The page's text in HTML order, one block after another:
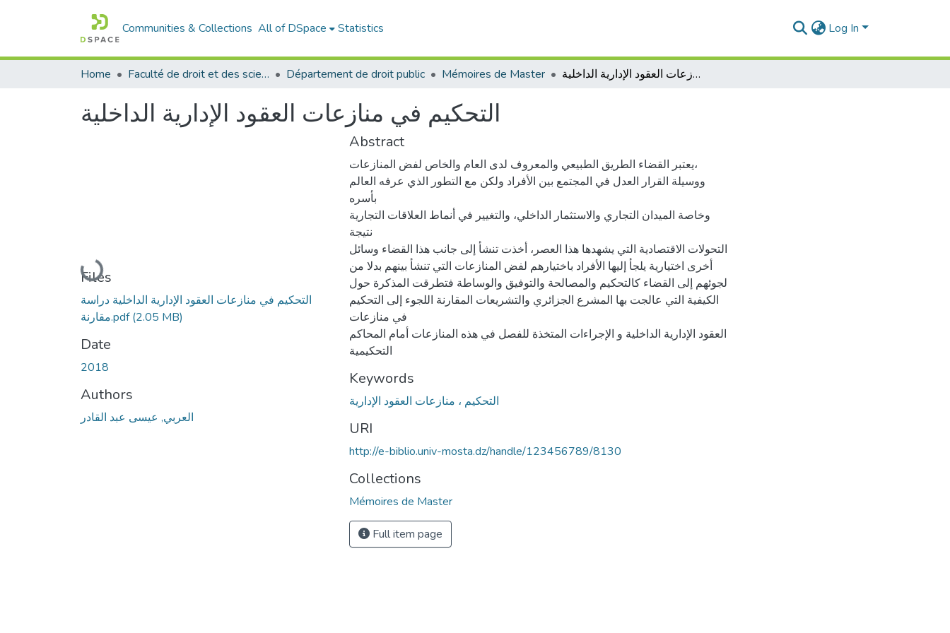
Communities & Collections All of DSpace Statistics Log In
Home Faculté de droit et des sciences politiques Département de droit public Mémoires de Master التحكيم في منازعات العقود الإدارية الداخلية
التحكيم في منازعات العقود الإدارية الداخلية
Loading...
Files
التحكيم في منازعات العقود الإدارية الداخلية دراسة
مقارنة.pdf(2.05 MB)
Date
2018
Authors
العربي, عيسى عبد القادر
Abstract
يعتبر القضاء الطريق الطبيعي والمعروف لدى العام والخاص لفض المنازعات،
ووسيلة القرار العدل في المجتمع بين الأفراد ولكن مع التطور الذي عرفه العالم
بأسره
وخاصة الميدان التجاري والاستثمار الداخلي، والتغيير في أنماط العلاقات التجارية
نتيجة
التحولات الاقتصادية التي يشهدها هذا العصر، أخذت تنشأ إلى جانب هذا القضاء وسائل
أخرى اختيارية يلجأ إليها الأفراد باختيارهم لفض المنازعات التي تنشأ بينهم بدلا من
لجوئهم إلى القضاء كالتحكيم والمصالحة والتوفيق والوساطة فتطرقت المذكرة حول
الكيفية التي عالجت بها المشرع الجزائري والتشريعات المقارنة اللجوء إلى التحكيم
في منازعات
العقود الإدارية الداخلية و الإجراءات المتخذة للفصل في هذه المنازعات أمام المحاكم
التحكيمية
Keywords
التحكيم ، منازعات العقود الإدارية
URI
http://e-biblio.univ-mosta.dz/handle/123456789/8130
Collections
Mémoires de Master
Full item page